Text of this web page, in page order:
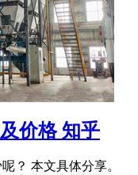
价格 知乎
？ 本文具体分享。